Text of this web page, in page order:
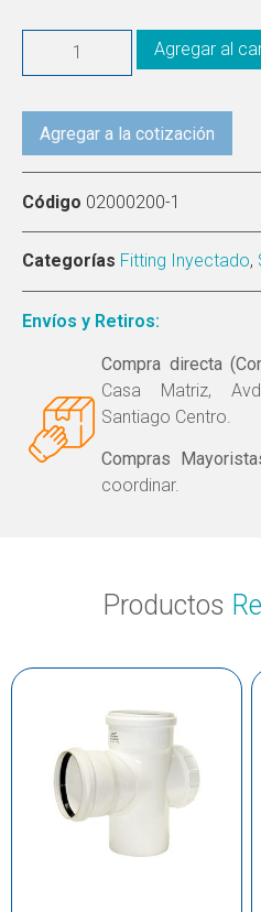
Agregar al
Agregar a la cotización
Código 02000200-1
Categorías Fitting Inyectado,
Envíos y Retiros:
Compra directa
Casa Matriz,
Santiago Centro.
Compras
coordinar.
Productos